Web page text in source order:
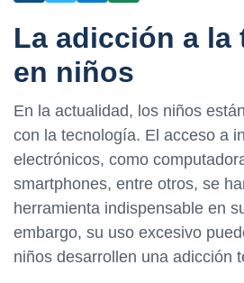
La adicción a la
en niños
En la actualidad, los niños
con la tecnología. El acceso a
electrónicos, como
smartphones, entre otros, se
herramienta indispensable en
embargo, su uso excesivo
niños desarrollen una adicción